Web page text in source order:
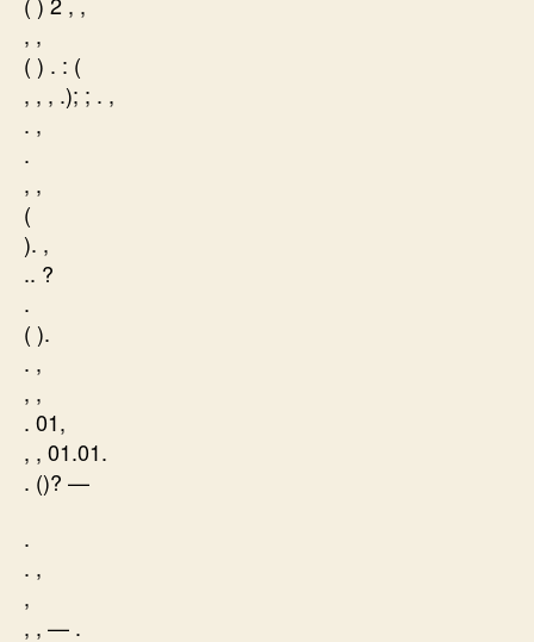
, ,
( ) . : (
, , , .); ; . ,
. ,
.
, ,
(
). ,
.. ?
.
( ).
. ,
, ,
. 01,
, , 01.01.
. ()? —
.
. ,
,
, , — .